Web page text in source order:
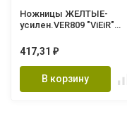
Ножницы ЖЕЛТЫЕ-
усилен.VER809 "ViEiR"
417,31 ₽
В корзину